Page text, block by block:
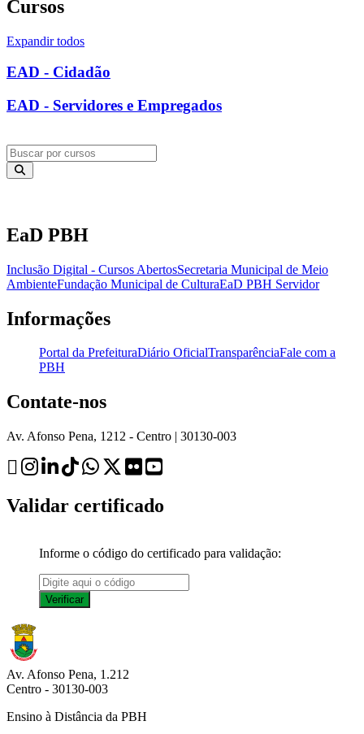
Cursos
Expandir todos
EAD - Cidadão
EAD - Servidores e Empregados
Buscar por cursos
Buscar por cursos
EaD PBH
Inclusão Digital - Cursos AbertosSecretaria Municipal de Meio
AmbienteFundação Municipal de CulturaEaD PBH Servidor
Informações
Portal da PrefeituraDiário OficialTransparênciaFale com a
PBH
Contate-nos
Av. Afonso Pena, 1212 - Centro | 30130-003
Validar certificado
Informe o código do certificado para validação:
Av. Afonso Pena, 1.212
Centro - 30130-003
Ensino à Distância da PBH